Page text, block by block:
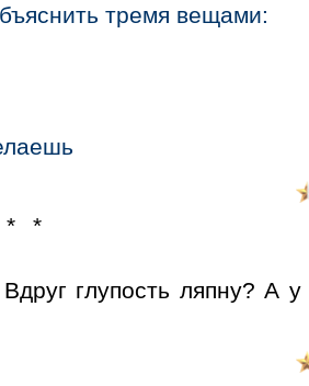
тремя вещами:
*
Вдруг глупость ляпну? А